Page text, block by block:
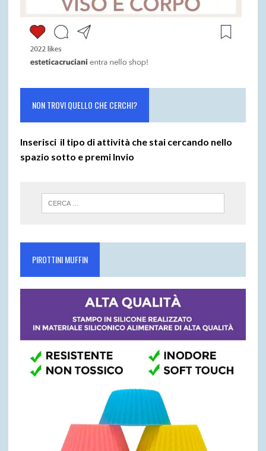
NON TROVI QUELLO CHE CERCHI?
Inserisci il tipo di attività che stai cercando nello
spazio sotto e premi Invio
PIROTTINI MUFFIN